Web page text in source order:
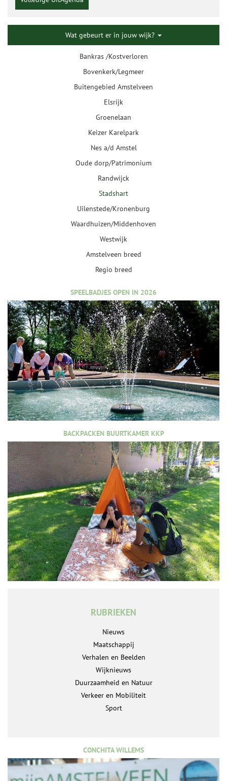
Wat gebeurt er in jouw wijk?
Bankras /Kostverloren
Bovenkerk/Legmeer
Buitengebied Amstelveen
Elsrijk
Groenelaan
Keizer Karelpark
Nes a/d Amstel
Oude dorp/Patrimonium
Randwijck
Stadshart
Uilenstede/Kronenburg
Waardhuizen/Middenhoven
Westwijk
Amstelveen breed
Regio breed
SPEELBADJES OPEN IN 2026
BACKPACKEN BUURTKAMER KKP
RUBRIEKEN
Nieuws
Maatschappij
Verhalen en Beelden
Wijknieuws
Duurzaamheid en Natuur
Verkeer en Mobiliteit
Sport
CONCHITA WILLEMS